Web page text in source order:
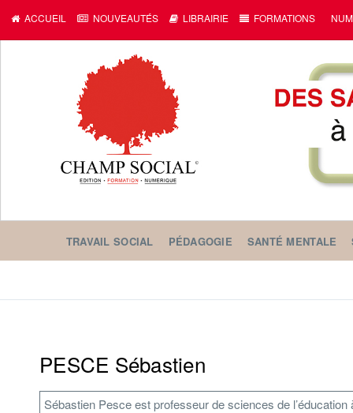
ACCUEIL NOUVEAUTÉS LIBRAIRIE FORMATIONS
TRAVAIL SOCIAL PÉDAGOGIE SANTÉ MENTALE
PESCE Sébastien
Sébastien Pesce est professeur de sciences de